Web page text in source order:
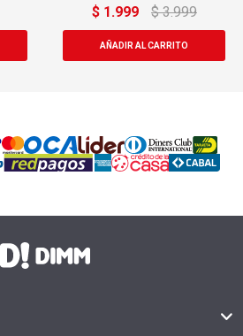
USD 49,00 USD 62,00